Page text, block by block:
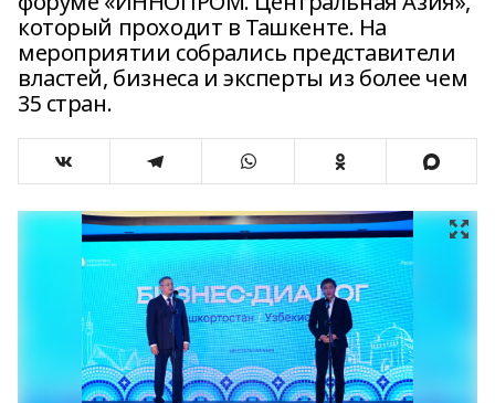
который проходит в Ташкенте. На
мероприятии собрались представители
властей, бизнеса и эксперты из более чем
35 стран.